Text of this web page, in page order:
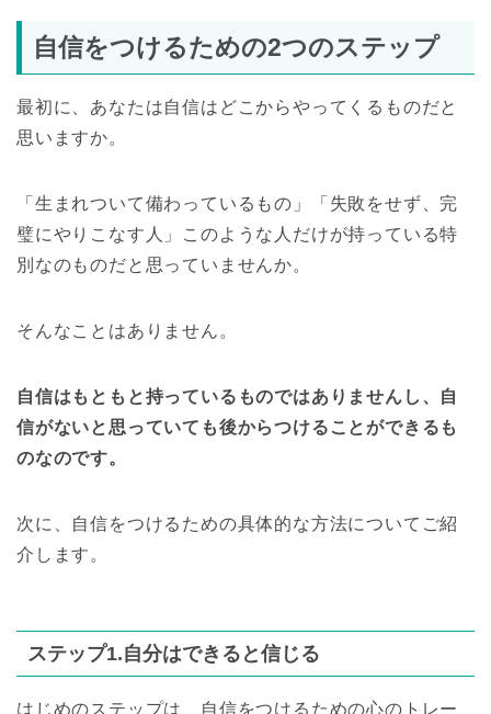
自信をつけるための2つのステップ
最初に、あなたは自信はどこからやってくるものだと
思いますか。
「生まれついて備わっているもの」「失敗をせず、完
璧にやりこなす人」このような人だけが持っている特
別なのものだと思っていませんか。
そんなことはありません。
自信はもともと持っているものではありませんし、自
信がないと思っていても後からつけることができるも
のなのです。
次に、自信をつけるための具体的な方法についてご紹
介します。
ステップ1.自分はできると信じる
はじめのステップは、自信をつけるための心のトレー